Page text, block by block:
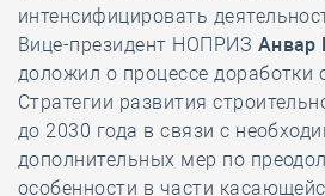
интенсифицировать
Вице-президент НОПРИЗ Анвар
доложил о процессе
Стратегии развития
до 2030 года в связи с
дополнительных мер по
особенности в части